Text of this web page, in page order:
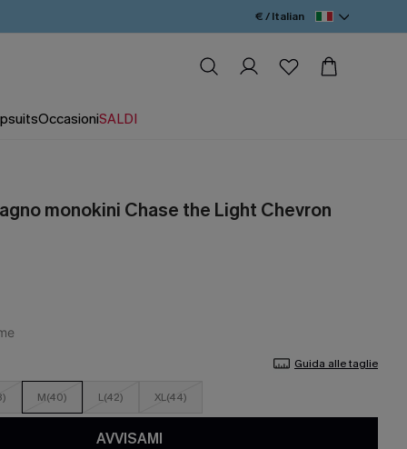
€ / Italian
OccasioniSALDI
monokini Chase the Light Chevron
Guida alle taglie
M(40) L(42) XL(44)
AVVISAMI